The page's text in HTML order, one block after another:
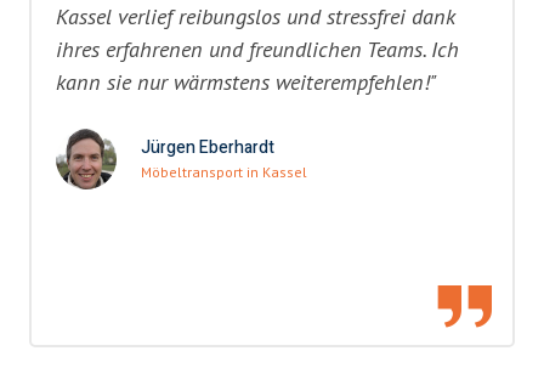
Kassel verlief reibungslos und stressfrei dank
ihres erfahrenen und freundlichen Teams. Ich
kann sie nur wärmstens weiterempfehlen!"
Jürgen Eberhardt
Möbeltransport in Kassel